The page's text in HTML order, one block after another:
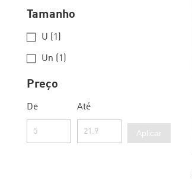
Tamanho
U (1)
Un (1)
Preço
De Até
Aplicar